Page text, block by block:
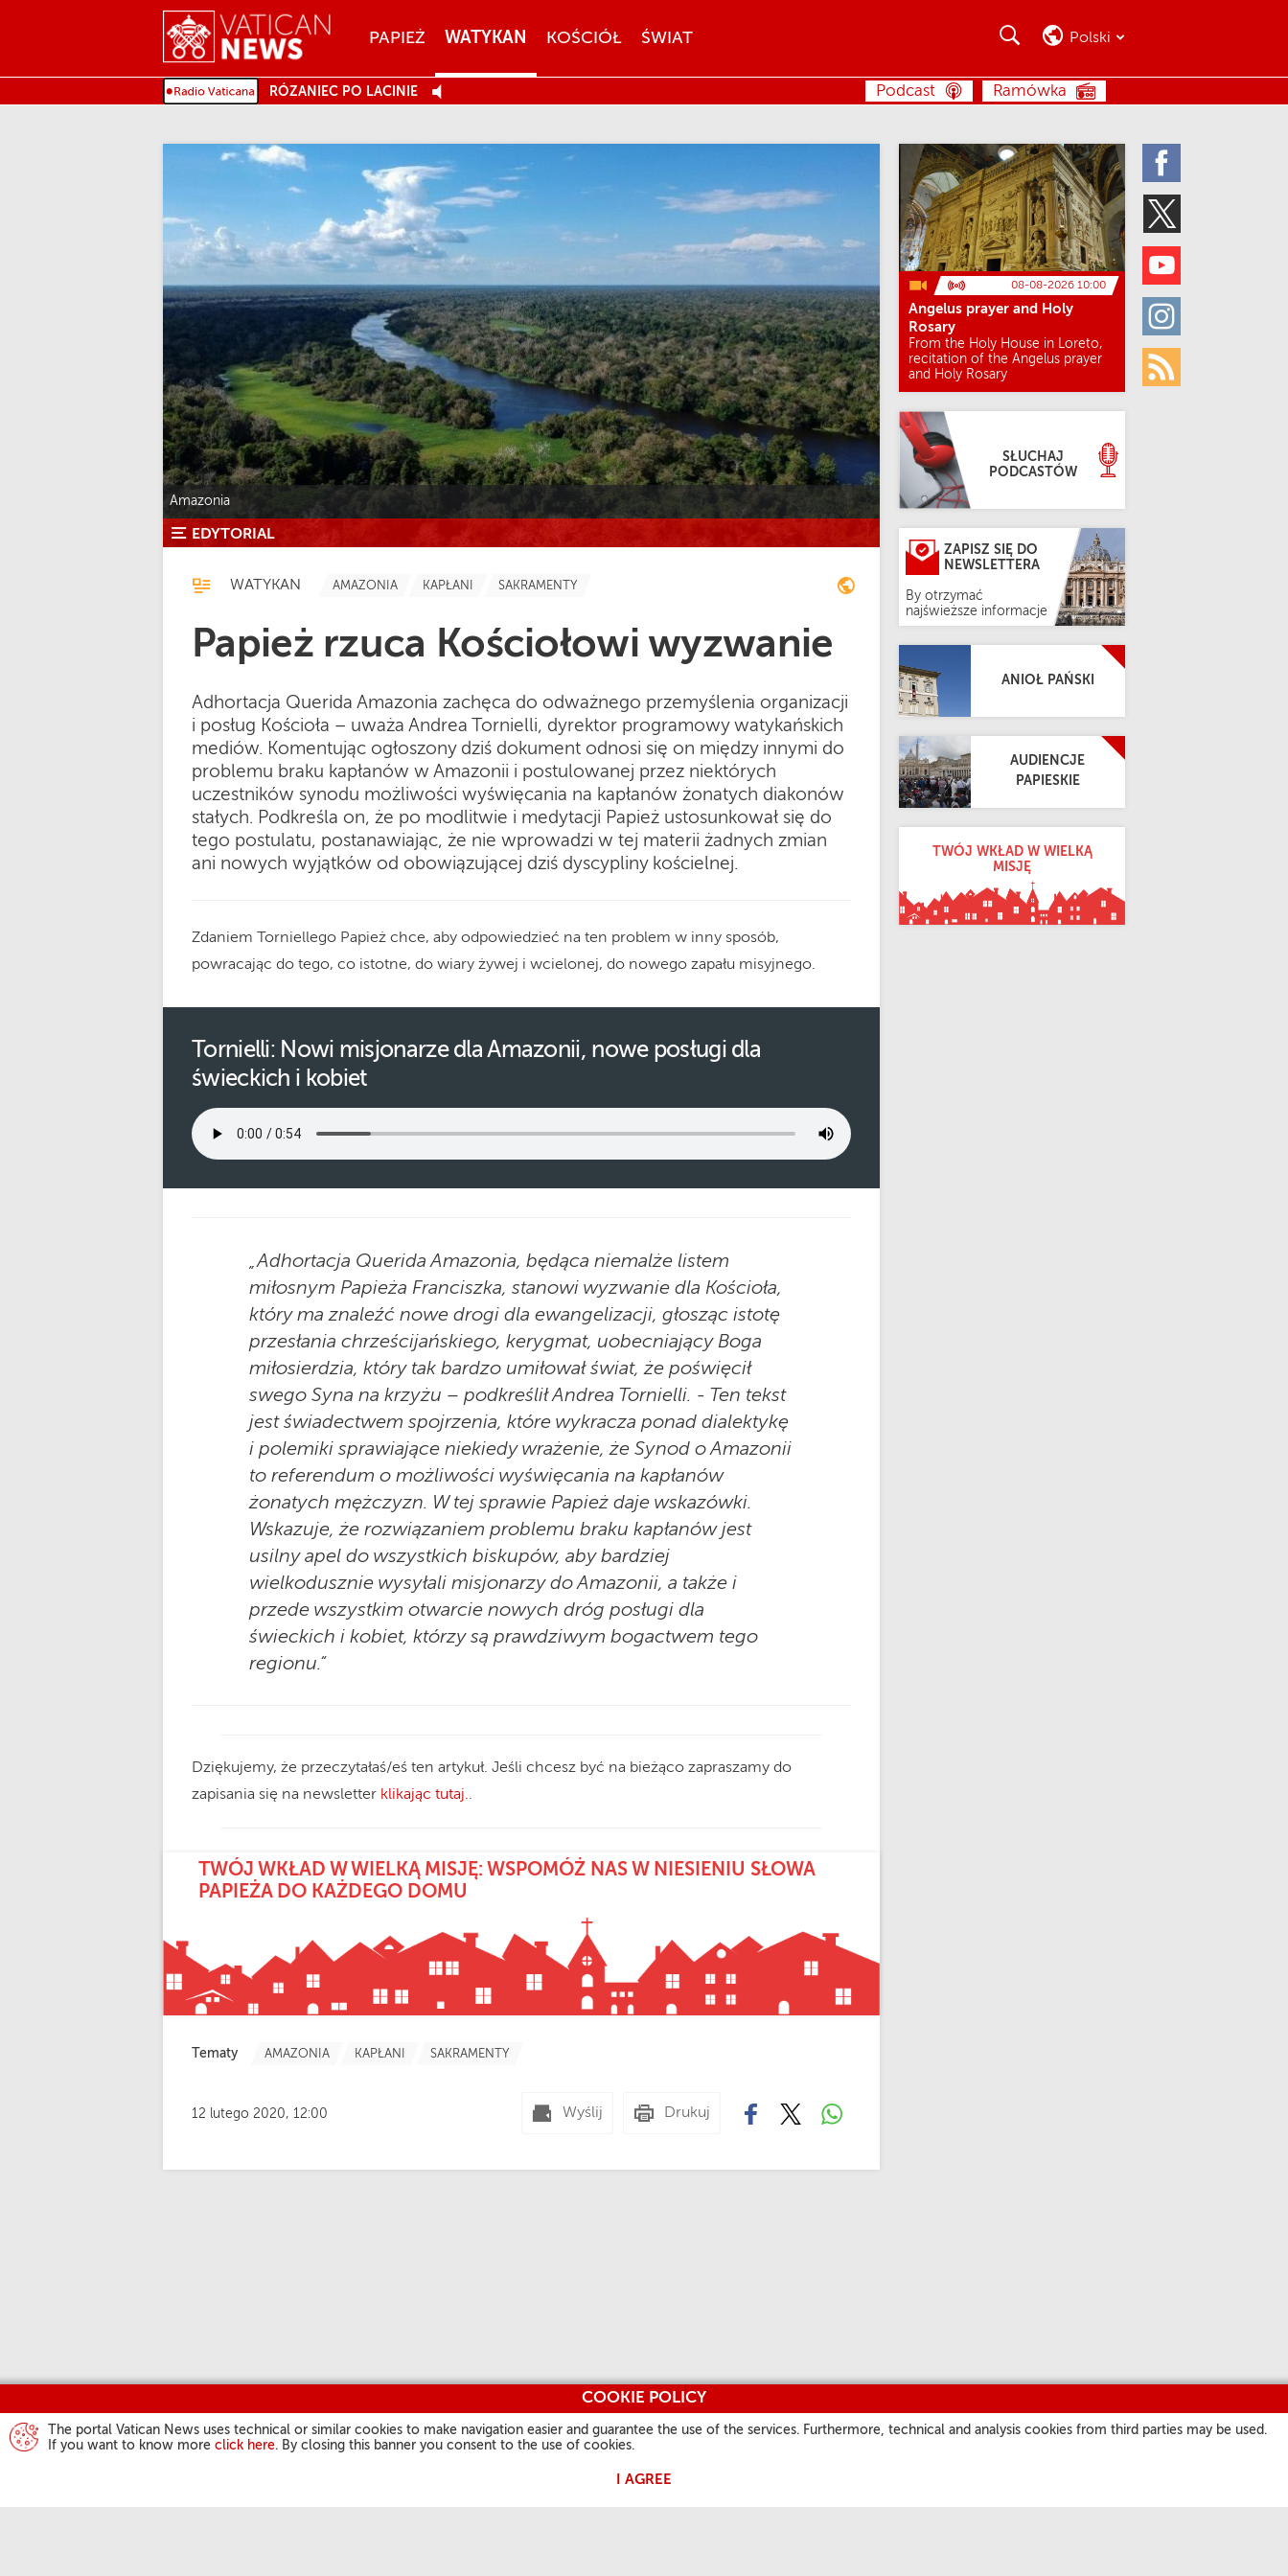
MENU
PAPIEŻ WATYKAN KOŚCIÓŁ ŚWIAT
Twitter
Youtube
Instagram
Rss
SZUKAJ Polski
COOKIE POLICY
The portal Vatican News uses technical or similar cookies to make navigation easier and guarantee the use of the services. Furthermore, technical and analysis cookies from third parties may be used.
If you want to know more click here. By closing this banner you consent to the use of cookies.
I AGREE
RÓZANIEC PO LACINIE Ramówka
Podcast
Amazonia
EDYTORIAL
WATYKAN AMAZONIA KAPŁANI SAKRAMENTY
Papież rzuca Kościołowi wyzwanie
Adhortacja Querida Amazonia zachęca do odważnego przemyślenia organizacji
i posług Kościoła – uważa Andrea Tornielli, dyrektor programowy watykańskich
mediów. Komentując ogłoszony dziś dokument odnosi się on między innymi do
problemu braku kapłanów w Amazonii i postulowanej przez niektórych
uczestników synodu możliwości wyświęcania na kapłanów żonatych diakonów
stałych. Podkreśla on, że po modlitwie i medytacji Papież ustosunkował się do
tego postulatu, postanawiając, że nie wprowadzi w tej materii żadnych zmian
ani nowych wyjątków od obowiązującej dziś dyscypliny kościelnej.
Zdaniem Torniellego Papież chce, aby odpowiedzieć na ten problem w inny sposób,
powracając do tego, co istotne, do wiary żywej i wcielonej, do nowego zapału misyjnego.
Tornielli: Nowi misjonarze dla Amazonii, nowe posługi dla
świeckich i kobiet
„Adhortacja Querida Amazonia, będąca niemalże listem
miłosnym Papieża Franciszka, stanowi wyzwanie dla Kościoła,
który ma znaleźć nowe drogi dla ewangelizacji, głosząc istotę
przesłania chrześcijańskiego, kerygmat, uobecniający Boga
miłosierdzia, który tak bardzo umiłował świat, że poświęcił
swego Syna na krzyżu – podkreślił Andrea Tornielli. - Ten tekst
jest świadectwem spojrzenia, które wykracza ponad dialektykę
i polemiki sprawiające niekiedy wrażenie, że Synod o Amazonii
to referendum o możliwości wyświęcania na kapłanów
żonatych mężczyzn. W tej sprawie Papież daje wskazówki.
Wskazuje, że rozwiązaniem problemu braku kapłanów jest
usilny apel do wszystkich biskupów, aby bardziej
wielkodusznie wysyłali misjonarzy do Amazonii, a także i
przede wszystkim otwarcie nowych dróg posługi dla
świeckich i kobiet, którzy są prawdziwym bogactwem tego
regionu.“
Dziękujemy, że przeczytałaś/eś ten artykuł. Jeśli chcesz być na bieżąco zapraszamy do
zapisania się na newsletter klikając tutaj..
TWÓJ WKŁAD W WIELKĄ MISJĘ: WSPOMÓŻ NAS W NIESIENIU SŁOWA
PAPIEŻA DO KAŻDEGO DOMU
Tematy AMAZONIA KAPŁANI SAKRAMENTY
12 lutego 2020, 12:00 Wyślij Drukuj
08-08-2026 10:00
Angelus prayer and Holy
Rosary
From the Holy House in Loreto,
recitation of the Angelus prayer
and Holy Rosary
SŁUCHAJ
PODCASTÓW
ZAPISZ SIĘ DO
NEWSLETTERA
By otrzymać
najświeższe informacje
ANIOŁ PAŃSKI
AUDIENCJE
PAPIESKIE
TWÓJ WKŁAD W WIELKĄ
MISJĘ